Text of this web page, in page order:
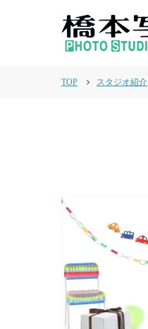
TOP スタジオ紹介